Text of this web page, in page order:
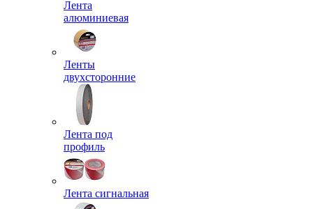
Лента
алюминиевая
Ленты
двухсторонние
Лента под
профиль
Лента сигнальная